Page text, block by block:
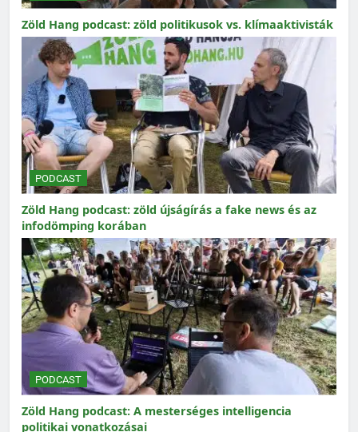
Zöld Hang podcast: zöld politikusok vs. klímaaktivisták
PODCAST
Zöld Hang podcast: zöld újságírás a fake news és az
infodömping korában
PODCAST
Zöld Hang podcast: A mesterséges intelligencia
politikai vonatkozásai